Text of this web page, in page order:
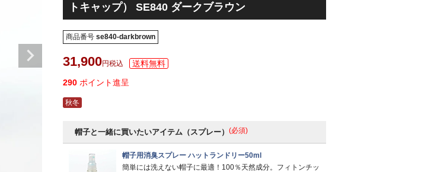
トキャップ） SE840 ダークブラウン
商品番号 se840-darkbrown
31,900 税込
290 ポイント進呈
秋冬
帽子と一緒に買いたいアイテム（スプレー） (必須)
帽子用消臭スプレー ハットランドリー50ml
簡単には洗えない帽子に最適！100％天然成分。フィトンチッ